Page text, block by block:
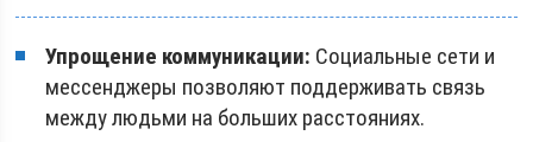
Упрощение коммуникации: Социальные сети и
мессенджеры позволяют поддерживать связь
между людьми на больших расстояниях.